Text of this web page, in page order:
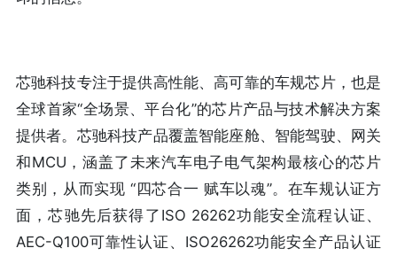
芯驰科技专注于提供高性能、高可靠的车规芯片，也是
全球首家“全场景、平台化”的芯片产品与技术解决方案
提供者。芯驰科技产品覆盖智能座舱、智能驾驶、网关
和MCU，涵盖了未来汽车电子电气架构最核心的芯片
类别，从而实现 “四芯合一 赋车以魂”。在车规认证方
面，芯驰先后获得了ISO 26262功能安全流程认证、
AEC-Q100可靠性认证、ISO26262功能安全产品认证